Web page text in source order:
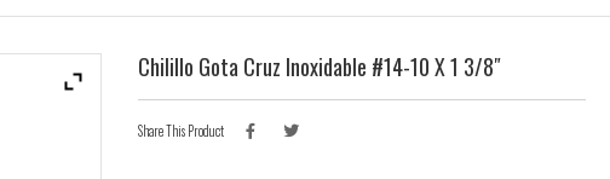
Chilillo Gota Cruz Inoxidable #14-10 X 1 3/8″
Share This Product